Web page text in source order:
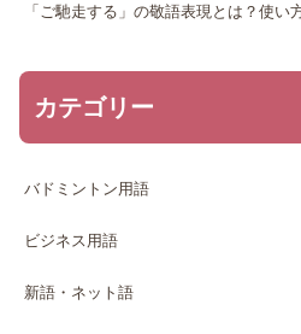
「ご馳走する」の敬語表現とは？使い
カテゴリー
バドミントン用語
ビジネス用語
新語・ネット語